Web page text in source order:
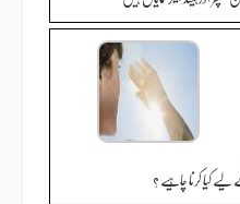
کرنا چاہیے ؟